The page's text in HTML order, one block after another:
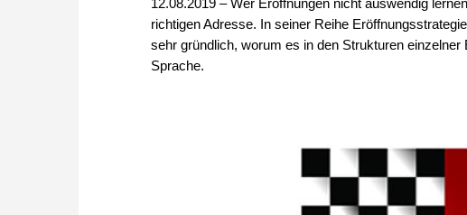
richtigen Adresse. In seiner Reihe
sehr gründlich, worum es in den Strukturen
Sprache.